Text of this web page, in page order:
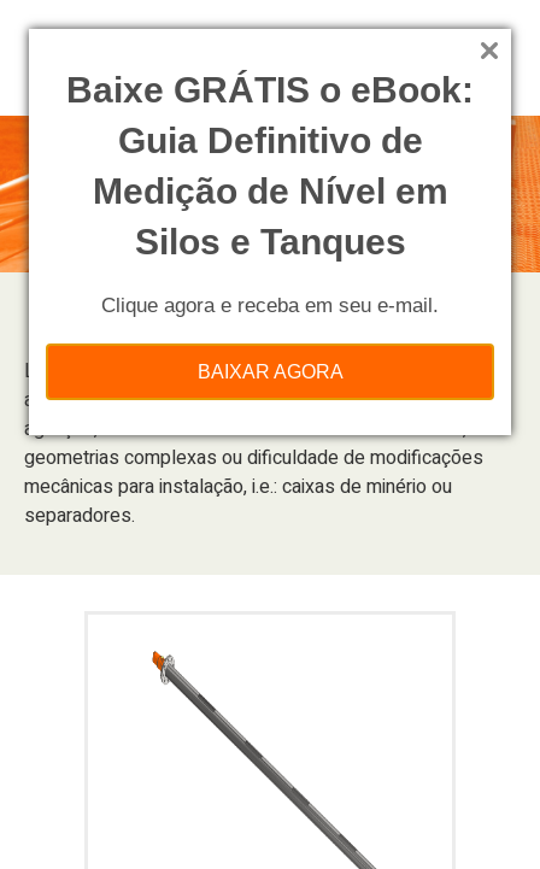
Baixe GRÁTIS o eBook:
Guia Definitivo de
Medição de Nível em
Silos e Tanques
Clique agora e receba em seu e-mail.
BAIXAR AGORA
TNU 403
Líquidos ou lamas incrustantes com densidade média ou
alta, com pouca formação de espuma, com elevada
agitação, em vasos fabricados com material isolante,
geometrias complexas ou dificuldade de modificações
mecânicas para instalação, i.e.: caixas de minério ou
separadores.